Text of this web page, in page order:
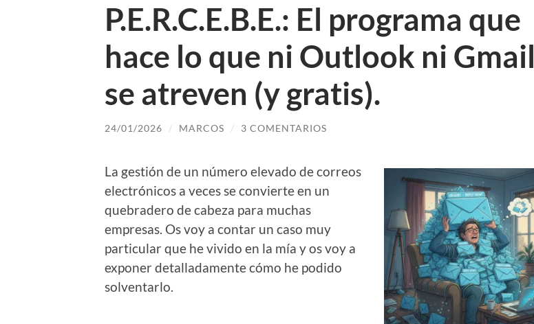
P.E.R.C.E.B.E.: El programa que
hace lo que ni Outlook ni Gmail
se atreven (y gratis).
24/01/2026 / MARCOS / 3 COMENTARIOS
La gestión de un número elevado de correos
electrónicos a veces se convierte en un
quebradero de cabeza para muchas
empresas. Os voy a contar un caso muy
particular que he vivido en la mía y os voy a
exponer detalladamente cómo he podido
solventarlo.